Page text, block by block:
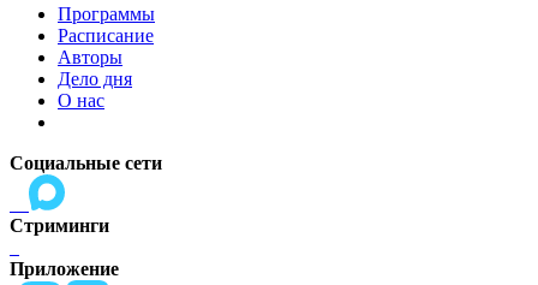
Программы
Расписание
Авторы
Дело дня
О нас
Социальные сети
Стриминги
Приложение